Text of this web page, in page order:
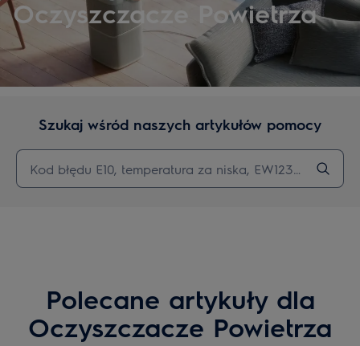
Oczyszczacze Powietrza
Szukaj wśród naszych artykułów pomocy
Polecane artykuły dla
Oczyszczacze Powietrza